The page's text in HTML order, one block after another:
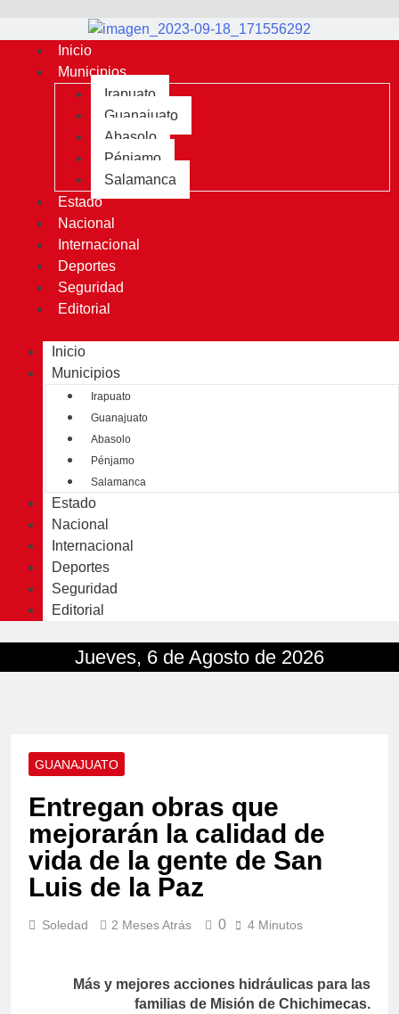
Inicio
Municipios
Irapuato
Guanajuato
Abasolo
Pénjamo
Salamanca
Estado
Nacional
Internacional
Deportes
Seguridad
Editorial
Inicio
Municipios
Irapuato
Guanajuato
Abasolo
Pénjamo
Salamanca
Estado
Nacional
Internacional
Deportes
Seguridad
Editorial
Jueves, 6 de Agosto de 2026
GUANAJUATO
Entregan obras que
mejorarán la calidad de
vida de la gente de San
Luis de la Paz
Soledad 2 Meses Atrás 0 4 Minutos
Más y mejores acciones hidráulicas para las
familias de Misión de Chichimecas.